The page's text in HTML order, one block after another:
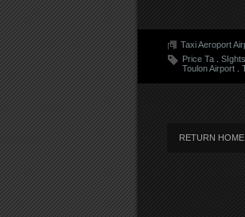
Taxi Aeroport
Price Ta
Toulon Airport
RETURN HOME